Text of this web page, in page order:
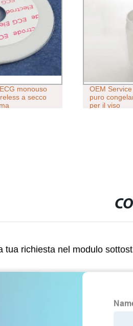
monouso
a secco
OEM
puro
per il viso
tua richiesta nel modulo